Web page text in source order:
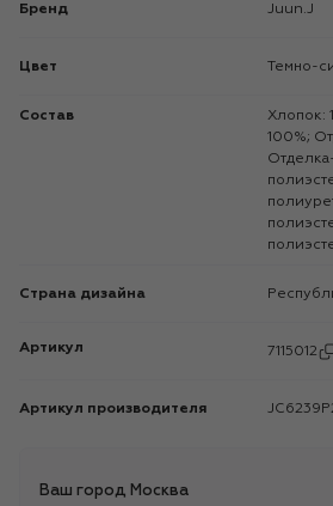
Бренд Juun.J
Цвет Темно-
Состав
Хлопок: 100%; Рукава-кожа:
100%;
Страна дизайна
Артикул 7115012
Артикул производителя
Ваш город Москва